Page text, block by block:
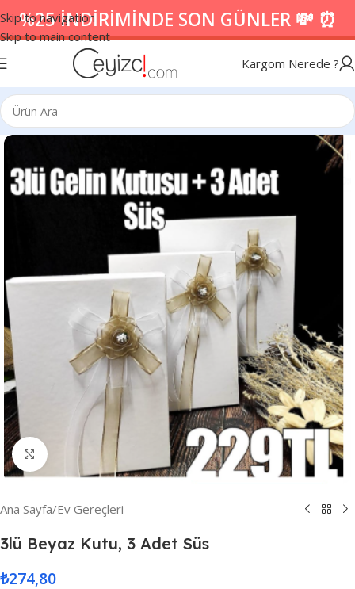
Skip to navigation
Skip to main content
%25 İNDİRİMİNDE SON GÜNLER 💸 ⏰
Kargom Nerede ?
Resmi Büyüt
Ana Sayfa/Ev Gereçleri
3lü Beyaz Kutu, 3 Adet Süs
₺274,80